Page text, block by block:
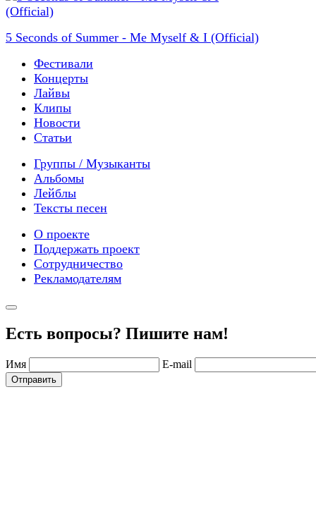
5 Seconds of Summer - Me Myself & I (Official)
Фестивали
Концерты
Лайвы
Клипы
Новости
Статьи
Группы / Музыканты
Альбомы
Лейблы
Тексты песен
О проекте
Поддержать проект
Сотрудничество
Рекламодателям
Есть вопросы? Пишите нам!
Имя E-mail